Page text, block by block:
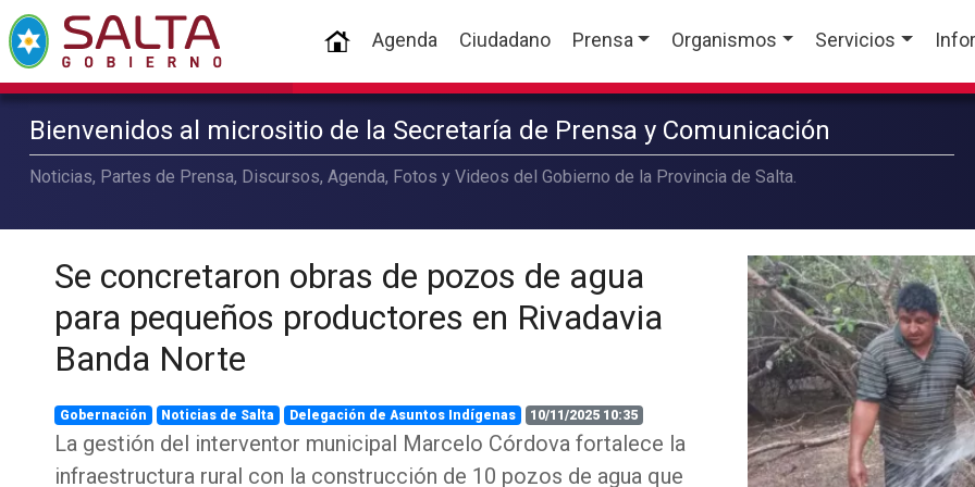
(current)
Agenda Ciudadano Prensa Organismos Servicios
Bienvenidos al micrositio de la Secretaría de Prensa y Comunicación
Noticias, Partes de Prensa, Discursos, Agenda, Fotos y Videos del Gobierno de la Provincia de Salta.
Se concretaron obras de pozos de agua
para pequeños productores en Rivadavia
Banda Norte
Gobernación Noticias de Salta Delegación de Asuntos Indígenas 10/11/2025 10:35
La gestión del interventor municipal Marcelo Córdova fortalece la
infraestructura rural con la construcción de 10 pozos de agua que